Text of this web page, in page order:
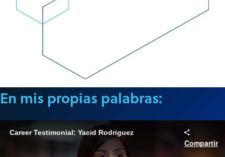
En mis propias palabras:
Career Testimonial: Yacid Rodriguez
Compartir